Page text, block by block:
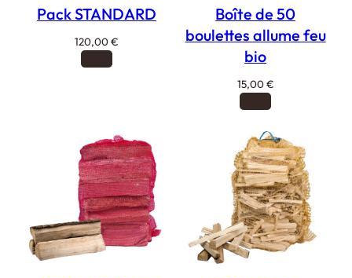
Pack STANDARD
120,00€
Boîte de 50
boulettes allume feu
bio
15,00€